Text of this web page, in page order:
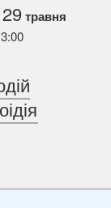
травня